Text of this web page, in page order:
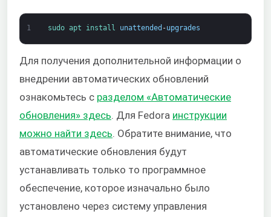
1 sudo apt install unattended -upgrades
Для получения дополнительной информации о
внедрении автоматических обновлений
ознакомьтесь с разделом «Автоматические
обновления» здесь . Для Fedora инструкции
можно найти здесь . Обратите внимание, что
автоматические обновления будут
устанавливать только то программное
обеспечение, которое изначально было
установлено через систему управления